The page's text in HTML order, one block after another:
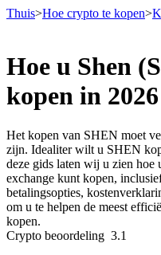
Termijncontracten
USDT-futures
Thuis>Hoe crypto te kopen>
Hoe u Shen
kopen in 2026
Het kopen van SHEN moet
zijn. Idealiter wilt u SHEN
deze gids laten wij u zien
exchange kunt kopen,
betalingsopties,
om u te helpen de meest
kopen.
Crypto beoordeling 3.1